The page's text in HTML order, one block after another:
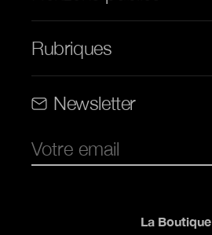
Rubriques
Newsletter
La Boutique